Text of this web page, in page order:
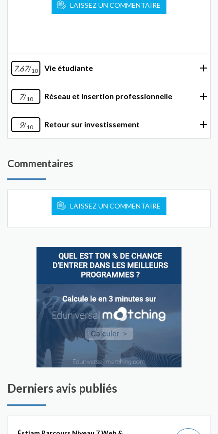
LAISSEZ UN COMMENTAIRE
7.67/10 Vie étudiante
7/10 Réseau et insertion professionnelle
9/10 Retour sur investissement
Commentaires
LAISSEZ UN COMMENTAIRE
Derniers avis publiés